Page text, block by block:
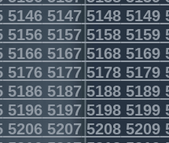
5146514751485149
5156515751585159
5166516751685169
51765177 51785179
51865187 51885189
5196519751985199
5206520752085209